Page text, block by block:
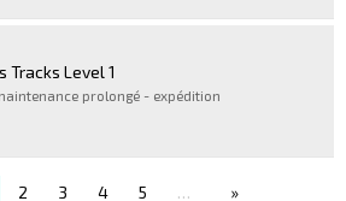
Tracks Level 1
prolongé - expédition
2 3 4 5 …